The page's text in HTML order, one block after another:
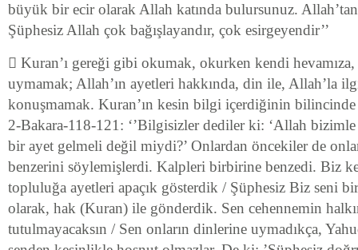
büyük bir ecir olarak Allah katında bulursunuz.
Şüphesiz Allah çok bağışlayandır, çok esirgeyendir’’
 Kuran’ı gereği gibi okumak, okurken kendi hevamıza,
uymamak; Allah’ın ayetleri hakkında, din ile, Allah’la
konuşmamak. Kuran’ın kesin bilgi içerdiğinin
2-Bakara-118-121: ‘’Bilgisizler dediler ki: ‘Allah
bir ayet gelmeli değil miydi?’ Onlardan öncekiler de
benzerini söylemişlerdi. Kalpleri birbirine benzedi. Biz
topluluğa ayetleri apaçık gösterdik / Şüphesiz Biz seni
olarak, hak (Kuran) ile gönderdik. Sen cehennemin
tutulmayacaksın / Sen onların dinlerine uymadıkça,